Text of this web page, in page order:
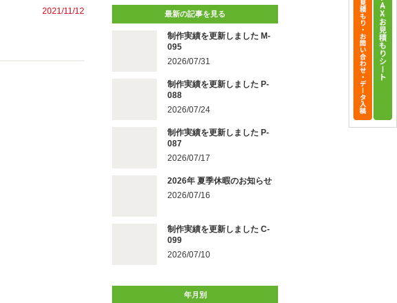
2021/11/12 最新の記事を見る
制作実績を更新しました M-
095
2026/07/31
制作実績を更新しました P-
088
2026/07/24
制作実績を更新しました P-
087
2026/07/17
2026年 夏季休暇のお知らせ
2026/07/16
制作実績を更新しました C-
099
2026/07/10
年月別